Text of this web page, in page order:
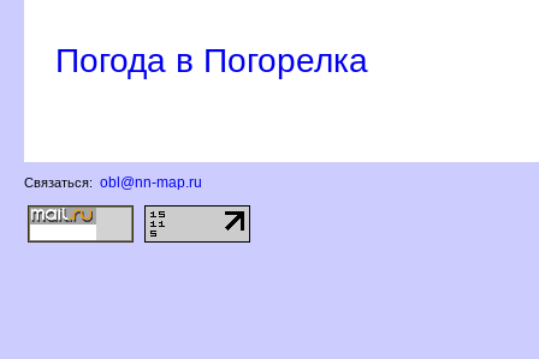
Погода в Погорелка
Связаться: obl@nn-map.ru